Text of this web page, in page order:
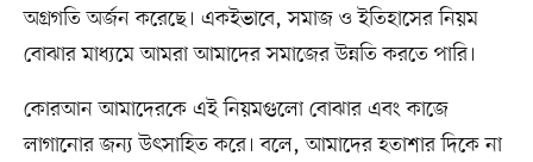
অগ্রগতি অর্জন করেছে। একইভাবে, সমাজ ও ইতিহাসের নিয়ম
বোঝার মাধ্যমে আমরা আমাদের সমাজের উন্নতি করতে পারি।
কোরআন আমাদেরকে এই নিয়মগুলো বোঝার এবং কাজে
লাগানোর জন্য উৎসাহিত করে। বলে, আমাদের হতাশার দিকে না